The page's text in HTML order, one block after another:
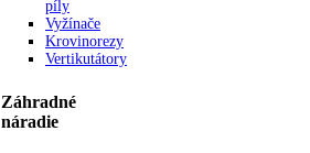
píly
Vyžínače
Krovinorezy
Vertikutátory
Záhradné
náradie